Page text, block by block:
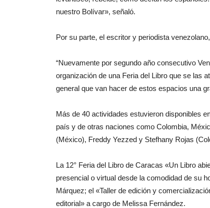
nuestro Bolívar», señaló.
Por su parte, el escritor y periodista
“Nuevamente por segundo año consecutivo
organización de una Feria del Libro que se las
general que van hacer de estos espacios una
Más de 40 actividades estuvieron disponibles
país y de otras naciones como Colombia,
(México), Freddy Yezzed y Stefhany Rojas
La 12° Feria del Libro de Caracas «Un Libro
presencial o virtual desde la comodidad de su
Márquez; el «Taller de edición y
editorial» a cargo de Melissa Fernández.